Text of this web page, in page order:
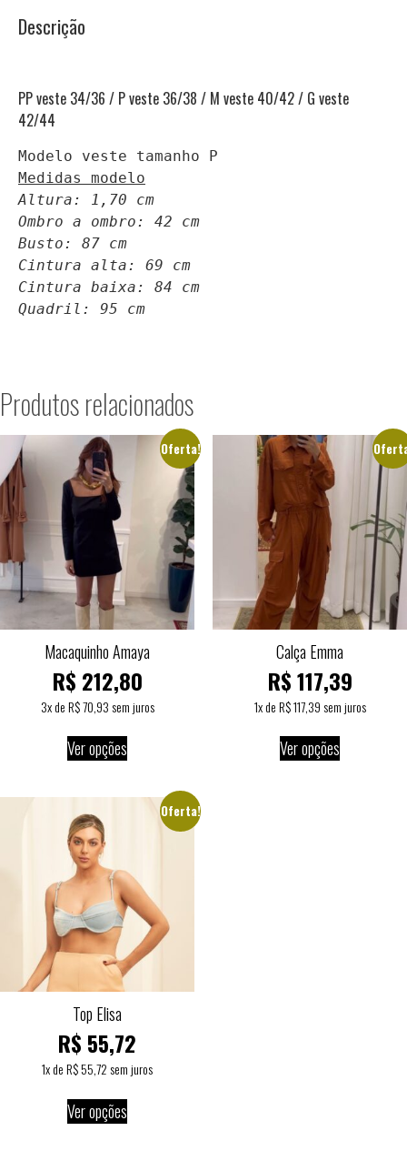
Descrição
PP veste 34/36 / P veste 36/38 / M veste 40/42 / G veste
42/44
Medidas modelo
Altura: 1,70 cm
Ombro a ombro: 42 cm
Busto: 87 cm
Cintura alta: 69 cm
Cintura baixa: 84 cm
Quadril: 95 cm
Produtos relacionados
Oferta!
Macaquinho Amaya
R$ 212,80
3x deR$70,93sem juros
Ver opções
Calça Emma
R$117,39
1x deR$117,39sem juros
Ver opções
Oferta!
Top Elisa
R$ 55,72
1x deR$55,72sem juros
Ver opções